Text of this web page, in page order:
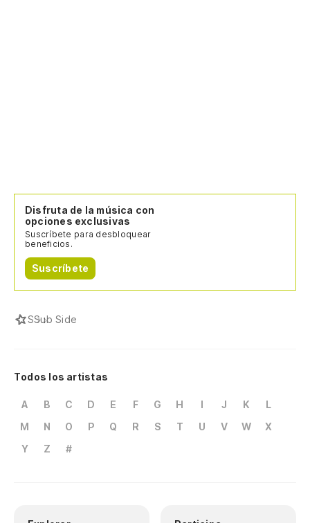
Disfruta de la música con
opciones exclusivas
Suscríbete para desbloquear
beneficios.
Suscríbete
SSub Side
Todos los artistas
A B C D E F G H I J K
L
M
N O P Q R S T U V W
X
Y
Z #